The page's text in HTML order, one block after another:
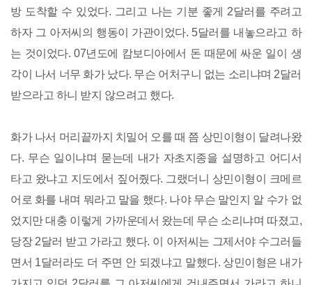
방 도착할 수 있었다. 그리고 나는 기분 좋게 2달러를 주려고
하자 그 아저씨의 행동이 가관이었다. 5달러를 내놓으라고 하
는 것이었다. 07년도에 캄보디아에서 돈 때문에 싸운 일이 생
각이 나서 너무 화가 났다. 무슨 어처구니 없는 소리냐며 2달러
받으라고 하니 받지 않으려고 했다.
화가 나서 머리끝까지 치밀어 오를 때 쯤 상민이형이 달려나왔
다. 무슨 일이냐며 묻는데 내가 자초지종을 설명하고 어디서
타고 왔냐고 지도에서 짚어줬다. 그랬더니 상민이형이 크메르
어로 화를 내며 뭐라고 말을 했다. 나야 무슨 말인지 알 수가 없
었지만 대충 이렇게 가까운데서 왔는데 무슨 소리냐며 따졌고,
당장 2달러 받고 가라고 했다. 이 아저씨는 그제서야 수그러들
면서 1달러라도 더 주면 안 되겠냐고 말했다. 상민이형은 내가